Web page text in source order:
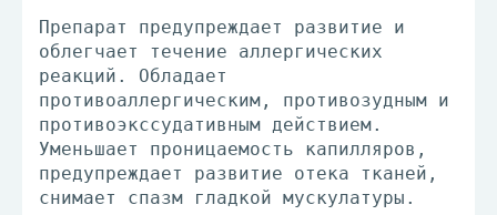
Препарат предупреждает развитие и
облегчает течение аллергических
реакций. Обладает
противоаллергическим, противозудным и
противоэкссудативным действием.
Уменьшает проницаемость капилляров,
предупреждает развитие отека тканей,
снимает спазм гладкой мускулатуры.